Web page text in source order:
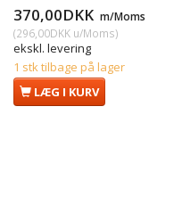
370,00DKK m/Moms
(296,00DKK u/Moms)
ekskl. levering
1 stk tilbage på lager
LÆG I KURV